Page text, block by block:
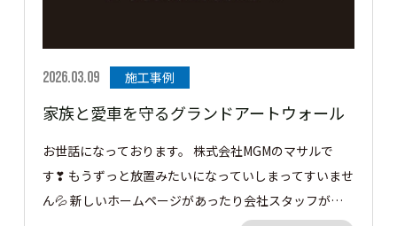
2026.03.09 施工事例
家族と愛車を守るグランドアートウォール
お世話になっております。 株式会社MGMのマサルで
す❣ もうずっと放置みたいになっていしまってすいませ
ん💦 新しいホームページがあったり会社スタッフが増